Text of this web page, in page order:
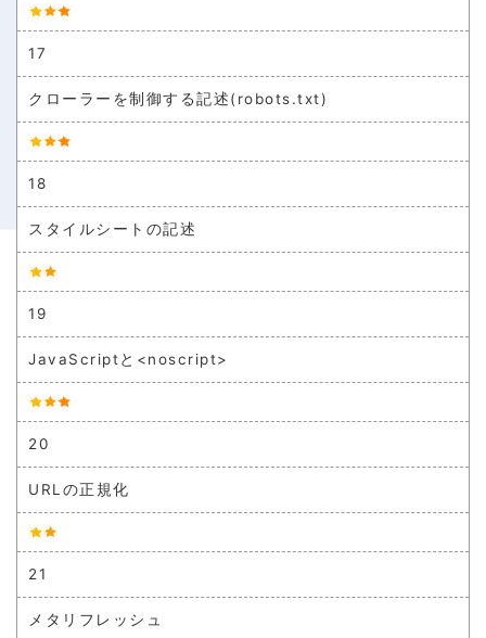
17
クローラーを制御する記述(robots.txt)
18
スタイルシートの記述
19
JavaScriptと<noscript>
20
URLの正規化
21
メタリフレッシュ